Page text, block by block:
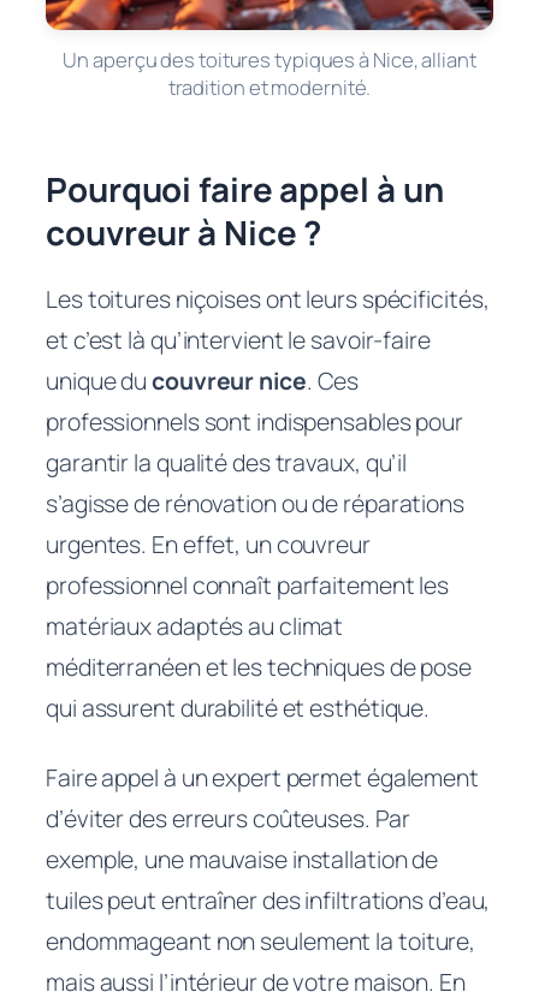
Un aperçu des toitures typiques à Nice, alliant
tradition et modernité.
Pourquoi faire appel à un
couvreur à Nice ?
Les toitures niçoises ont leurs spécificités,
et c’est là qu’intervient le savoir-faire
unique ducouvreur nice. Ces
professionnels sont indispensables pour
garantir la qualité des travaux, qu’il
s’agisse de rénovation ou de réparations
urgentes. En effet, un couvreur
professionnel connaît parfaitement les
matériaux adaptés au climat
méditerranéen et les techniques de pose
qui assurent durabilité et esthétique.
Faire appel à un expert permet également
d’éviter des erreurs coûteuses. Par
exemple, une mauvaise installation de
tuiles peut entraîner des infiltrations d’eau,
endommageant non seulement la toiture,
mais aussi l’intérieur de votre maison. En